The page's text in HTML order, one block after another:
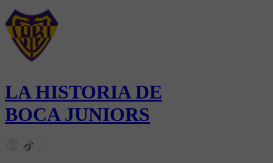
LA HISTORIA DE
BOCA JUNIORS